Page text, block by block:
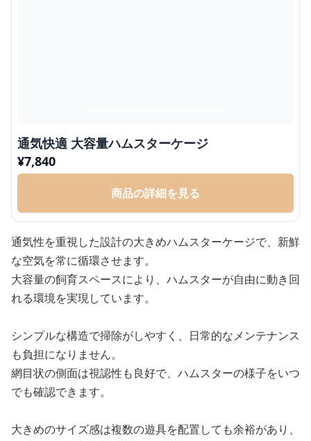
通気快適 大容量ハムスターケージ
¥7,840
商品の詳細を見る
通気性を重視した設計の大きめハムスターケージで、新鮮
な空気を常に循環させます。
大容量の飼育スペースにより、ハムスターが自由に動き回
れる環境を実現しています。
シンプルな構造で掃除がしやすく、日常的なメンテナンス
も負担になりません。
網目状の側面は視認性も良好で、ハムスターの様子をいつ
でも確認できます。
大きめのサイズ感は複数の遊具を配置しても余裕があり、